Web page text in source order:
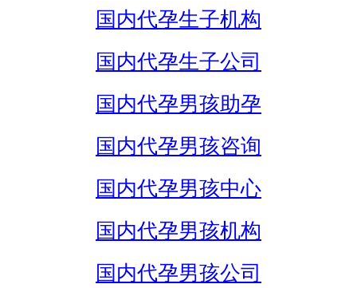
国内代孕生子机构
国内代孕生子公司
国内代孕男孩助孕
国内代孕男孩咨询
国内代孕男孩中心
国内代孕男孩机构
国内代孕男孩公司